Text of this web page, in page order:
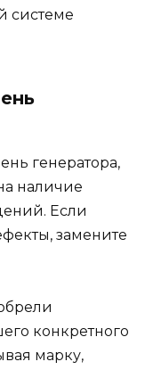
системе
генератора,
наличие
Если
замените
конкретного
марку,